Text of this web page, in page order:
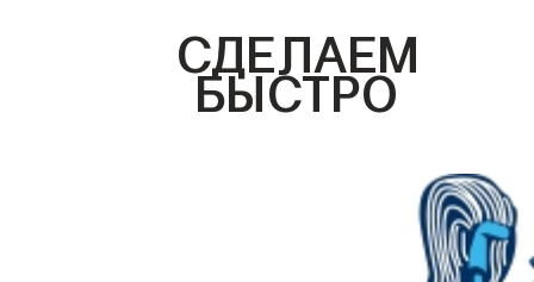
СДЕЛАЕМ
БЫСТРО